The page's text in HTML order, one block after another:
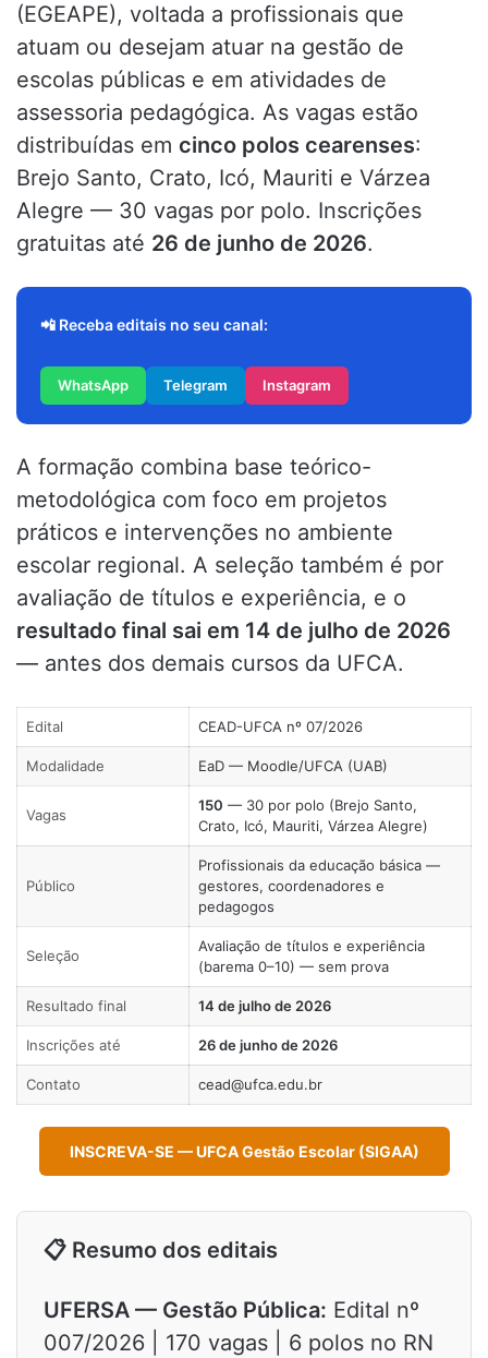
(EGEAPE), voltada a profissionais que
atuam ou desejam atuar na gestão de
escolas públicas e em atividades de
assessoria pedagógica. As vagas estão
distribuídas em cinco polos cearenses:
Brejo Santo, Crato, Icó, Mauriti e Várzea
Alegre — 30 vagas por polo. Inscrições
gratuitas até 26 de junho de 2026.
📲 Receba editais no seu canal:
WhatsApp Telegram Instagram
A formação combina base teórico-
metodológica com foco em projetos
práticos e intervenções no ambiente
escolar regional. A seleção também é por
avaliação de títulos e experiência, e o
resultado final sai em 14 de julho de 2026
— antes dos demais cursos da UFCA.
Edital CEAD-UFCA nº 07/2026
Modalidade EaD — Moodle/UFCA (UAB)
Vagas
150 — 30 por polo (Brejo Santo,
Crato, Icó, Mauriti, Várzea Alegre)
Público
Profissionais da educação básica —
gestores, coordenadores e
pedagogos
Seleção
Avaliação de títulos e experiência
(barema 0–10) — sem prova
Resultado final 14 de julho de 2026
Inscrições até 26 de junho de 2026
Contato cead@ufca.edu.br
INSCREVA-SE — UFCA Gestão Escolar (SIGAA)
📋 Resumo dos editais
UFERSA — Gestão Pública: Edital nº
007/2026 | 170 vagas | 6 polos no RN